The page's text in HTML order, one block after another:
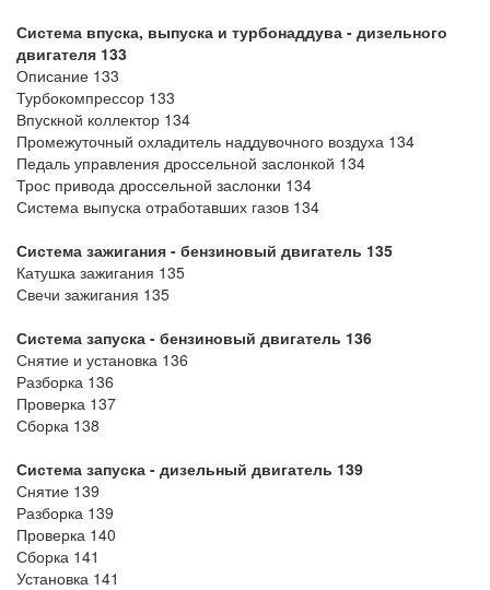
Система впуска, выпуска и турбонаддува - дизельного
двигателя 133
Описание 133
Турбокомпрессор 133
Впускной коллектор 134
Промежуточный охладитель наддувочного воздуха 134
Педаль управления дроссельной заслонкой 134
Трос привода дроссельной заслонки 134
Система выпуска отработавших газов 134
Система зажигания - бензиновый двигатель 135
Катушка зажигания 135
Свечи зажигания 135
Система запуска - бензиновый двигатель 136
Снятие и установка 136
Разборка 136
Проверка 137
Сборка 138
Система запуска - дизельный двигатель 139
Снятие 139
Разборка 139
Проверка 140
Сборка 141
Установка 141